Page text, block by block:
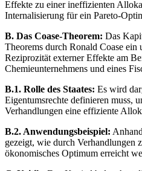
Effekte zu einer ineffizienten
Internalisierung für ein Pareto-
B. Das Coase-Theorem: Das
Theorems durch Ronald Coase ein
Reziprozität externer Effekte am
Chemieunternehmens und eines
B.1. Rolle des Staates: Es wird
Eigentumsrechte definieren muss,
Verhandlungen eine effiziente
B.2. Anwendungsbeispiel:
gezeigt, wie durch Verhandlungen
ökonomisches Optimum erreicht